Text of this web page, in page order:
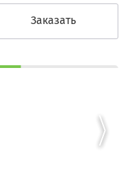
Заказать